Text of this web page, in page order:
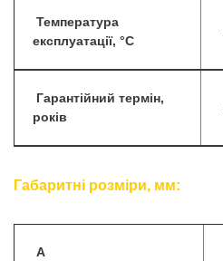
Температура
експлуатації, °С
Гарантійний термін,
років
Габаритні розміри, мм:
A